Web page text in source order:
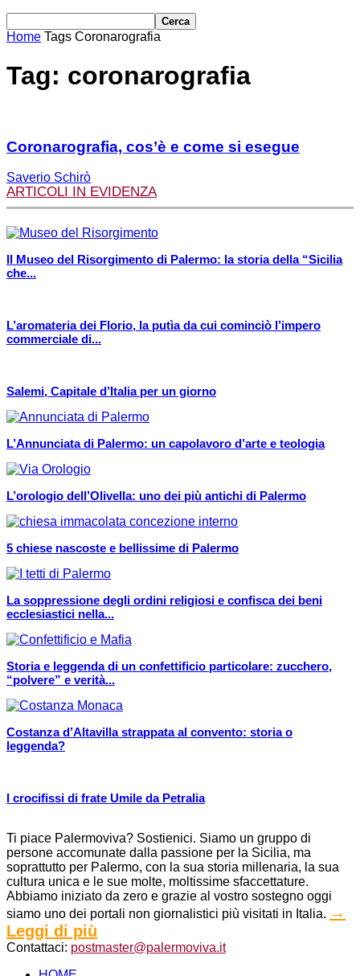
Home Tags Coronarografia
Tag: coronarografia
Coronarografia, cos’è e come si esegue
Saverio Schirò
ARTICOLI IN EVIDENZA
Il Museo del Risorgimento di Palermo: la storia della “Sicilia
che...
L’aromateria dei Florio, la putìa da cui cominciò l’impero
commerciale di...
Salemi, Capitale d’Italia per un giorno
L’Annunciata di Palermo: un capolavoro d’arte e teologia
L’orologio dell’Olivella: uno dei più antichi di Palermo
5 chiese nascoste e bellissime di Palermo
La soppressione degli ordini religiosi e confisca dei beni
ecclesiastici nella...
Storia e leggenda di un confettificio particolare: zucchero,
“polvere” e verità...
Costanza d’Altavilla strappata al convento: storia o
leggenda?
I crocifissi di frate Umile da Petralia
Ti piace Palermoviva? Sostienici. Siamo un gruppo di
persone accomunate dalla passione per la Sicilia, ma
soprattutto per Palermo, con la sua storia millenaria, la sua
cultura unica e le sue molte, moltissime sfaccettature.
Abbiamo iniziato da zero e grazie al vostro sostegno oggi
siamo uno dei portali non giornalistici più visitati in Italia. →
Leggi di più
Contattaci: postmaster@palermoviva.it